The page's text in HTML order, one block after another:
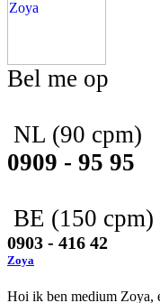
Bel me op
NL (90 cpm)
0909 - 95 95
BE (150 cpm)
0903 - 416 42
Zoya
Hoi ik ben medium Zoya,